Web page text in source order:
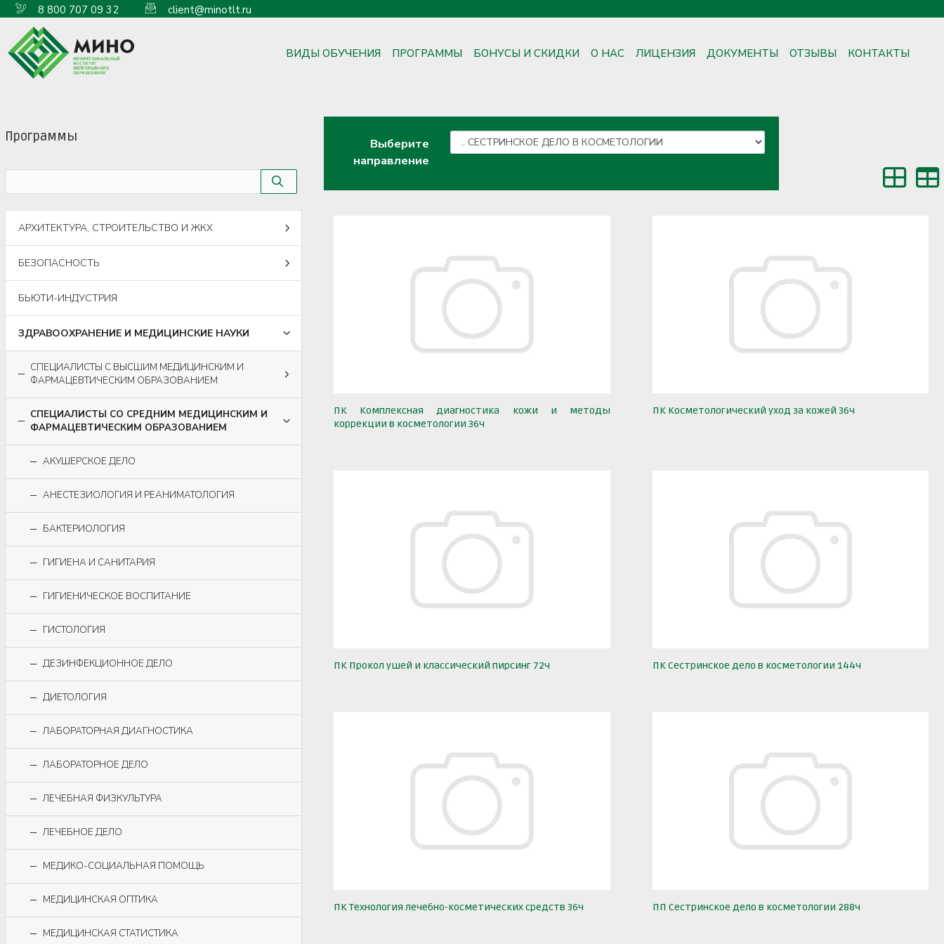
8 800 707 09 32 client@minotlt.ru
ВИДЫ ОБУЧЕНИЯ ПРОГРАММЫ БОНУСЫ И СКИДКИ О НАС ЛИЦЕНЗИЯ ДОКУМЕНТЫ ОТЗЫВЫ КОНТАКТЫ
Программы
АРХИТЕКТУРА, СТРОИТЕЛЬСТВО И ЖКХ
БЕЗОПАСНОСТЬ
БЬЮТИ-ИНДУСТРИЯ
ЗДРАВООХРАНЕНИЕ И МЕДИЦИНСКИЕ НАУКИ
СПЕЦИАЛИСТЫ С ВЫСШИМ МЕДИЦИНСКИМ И
ФАРМАЦЕВТИЧЕСКИМ ОБРАЗОВАНИЕМ
СПЕЦИАЛИСТЫ СО СРЕДНИМ МЕДИЦИНСКИМ И
ФАРМАЦЕВТИЧЕСКИМ ОБРАЗОВАНИЕМ
АКУШЕРСКОЕ ДЕЛО
АНЕСТЕЗИОЛОГИЯ И РЕАНИМАТОЛОГИЯ
БАКТЕРИОЛОГИЯ
ГИГИЕНА И САНИТАРИЯ
ГИГИЕНИЧЕСКОЕ ВОСПИТАНИЕ
ГИСТОЛОГИЯ
ДЕЗИНФЕКЦИОННОЕ ДЕЛО
ДИЕТОЛОГИЯ
ЛАБОРАТОРНАЯ ДИАГНОСТИКА
ЛАБОРАТОРНОЕ ДЕЛО
ЛЕЧЕБНАЯ ФИЗКУЛЬТУРА
ЛЕЧЕБНОЕ ДЕЛО
МЕДИКО-СОЦИАЛЬНАЯ ПОМОЩЬ
МЕДИЦИНСКАЯ ОПТИКА
МЕДИЦИНСКАЯ СТАТИСТИКА
Выберите
направление
ПК Комплексная диагностика кожи и методы
коррекции в косметологии 36ч
ПК Косметологический уход за кожей 36ч
ПК Прокол ушей и классический пирсинг 72ч ПК Сестринское дело в косметологии 144ч
ПК Технология лечебно-косметических средств 36ч ПП Сестринское дело в косметологии 288ч